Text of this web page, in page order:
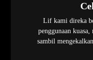
Lif kami direka
penggunaan
sambil